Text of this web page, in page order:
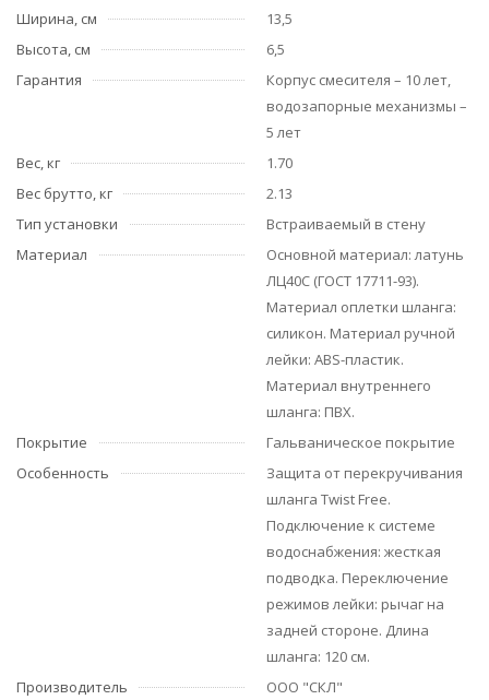
Ширина, см
13,5
Высота, см
6,5
Гарантия
Корпус смесителя – 10 лет,
водозапорные механизмы –
5 лет
Вес, кг
1.70
Вес брутто, кг
2.13
Тип установки
Встраиваемый в стену
Материал
Основной материал: латунь
ЛЦ40C (ГОСТ 17711-93).
Материал оплетки шланга:
силикон. Материал ручной
лейки: ABS-пластик.
Материал внутреннего
шланга: ПВХ.
Покрытие
Гальваническое покрытие
Особенность
Защита от перекручивания
шланга Twist Free.
Подключение к системе
водоснабжения: жесткая
подводка. Переключение
режимов лейки: рычаг на
задней стороне. Длина
шланга: 120 см.
Производитель
ООО "СКЛ"